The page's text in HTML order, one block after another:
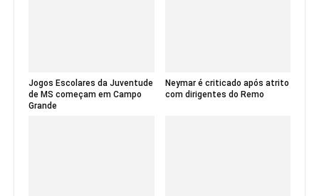
Jogos Escolares da Juventude
de MS começam em Campo
Grande
Neymar é criticado após atrito
com dirigentes do Remo